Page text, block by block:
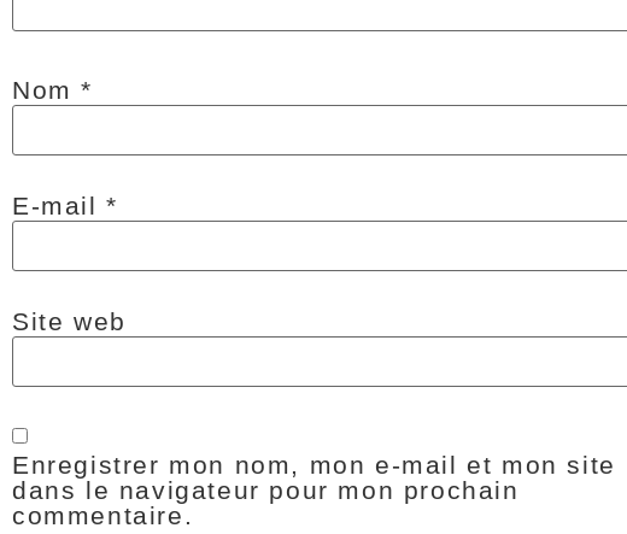
Nom*
E-mail*
Site web
Enregistrer mon nom, mon e-mail et mon site
dans le navigateur pour mon prochain
commentaire.